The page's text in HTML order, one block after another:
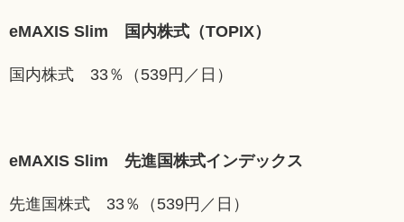
eMAXIS Slim 国内株式（TOPIX）
国内株式 33％（539円／日）
eMAXIS Slim 先進国株式インデックス
先進国株式 33％（539円／日）